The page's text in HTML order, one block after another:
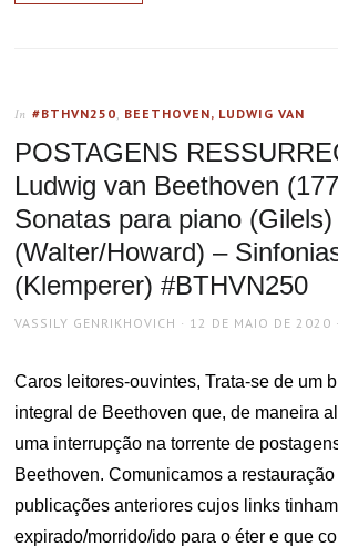
In #BTHVN250, BEETHOVEN, LUDWIG VAN
POSTAGENS
Ludwig van Beethoven
Sonatas para piano
(Walter/Howard) –
(Klemperer) #BTHVN250
AUTHOR
VASSILY GENRIKHOVICH
POSTED
12 DE MAIO DE 2020
Caros leitores-ouvintes, Trata-se de um
integral de Beethoven que, de maneira
uma interrupção na torrente de
Beethoven. Comunicamos a
publicações anteriores cujos links tinham
expirado/morrido/ido para o éter e que